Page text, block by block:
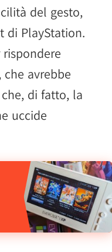
del gesto,
di PlayStation.
avrebbe
di fatto, la
uccide